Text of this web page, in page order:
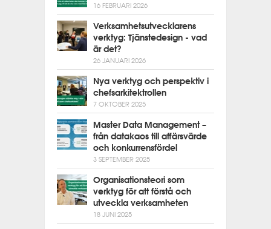
16 FEBRUARI 2026
Verksamhetsutvecklarens
verktyg: Tjänstedesign - vad
är det?
26 JANUARI 2026
Nya verktyg och perspektiv i
chefsarkitektrollen
7 OKTOBER 2025
Master Data Management –
från datakaos till affärsvärde
och konkurrensfördel
3 SEPTEMBER 2025
Organisationsteori som
verktyg för att förstå och
utveckla verksamheten
18 JUNI 2025